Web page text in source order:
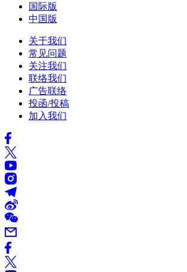
国际版
中国版
关于我们
常见问题
关注我们
联络我们
广告联络
投函/投稿
加入我们